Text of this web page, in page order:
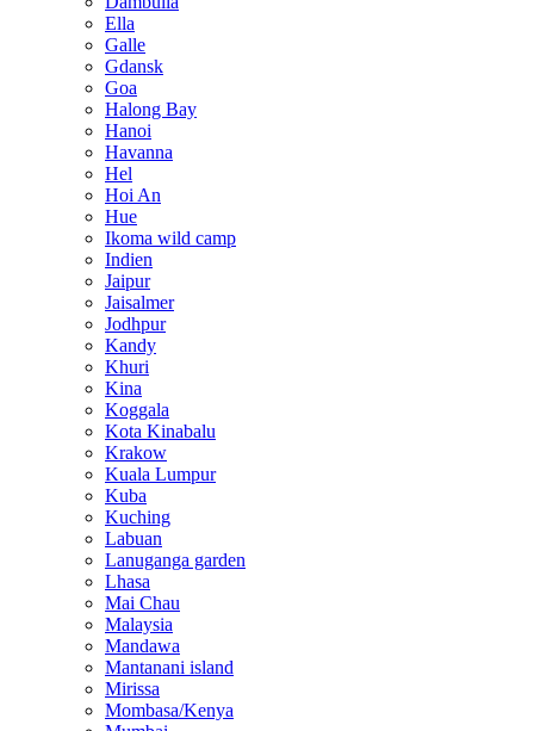
Ella
Galle
Gdansk
Goa
Halong Bay
Hanoi
Havanna
Hel
Hoi An
Hue
Ikoma wild camp
Indien
Jaipur
Jaisalmer
Jodhpur
Kandy
Khuri
Kina
Koggala
Kota Kinabalu
Krakow
Kuala Lumpur
Kuba
Kuching
Labuan
Lanuganga garden
Lhasa
Mai Chau
Malaysia
Mandawa
Mantanani island
Mirissa
Mombasa/Kenya